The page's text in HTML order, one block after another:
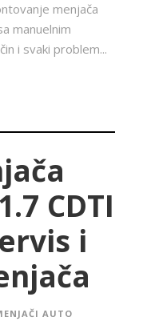
menjača
manuelnim
i svaki problem...
CDTI
i
AUTO